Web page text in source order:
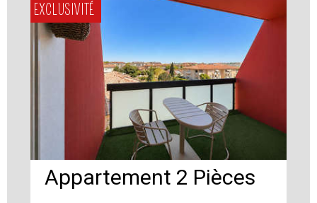
EXCLUSIVITÉ
Appartement 2 Pièces